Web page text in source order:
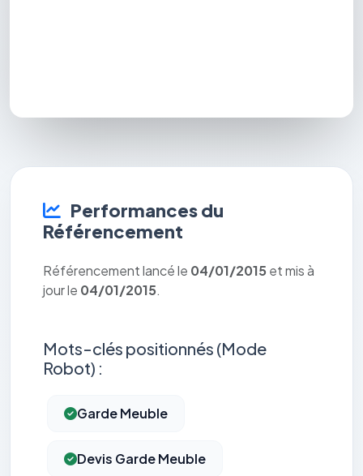
Performances du
Référencement
Référencement lancé le 04/01/2015 et mis à
jour le 04/01/2015.
Mots-clés positionnés (Mode
Robot) :
Garde Meuble
Devis Garde Meuble